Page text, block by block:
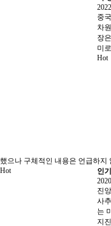
중
차
장
미
Hot
했으나 구체적인 내용은 언급하지
Hot
인기
진
사
는
지